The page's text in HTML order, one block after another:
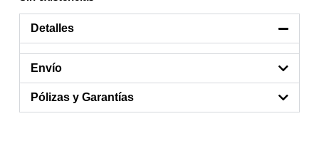
Detalles
Envío
Pólizas y Garantías